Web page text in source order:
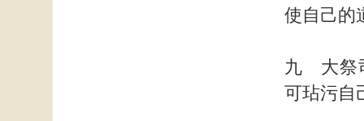
使自己的
九 大祭
可玷污自